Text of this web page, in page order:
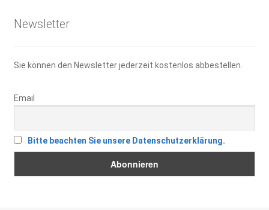
Newsletter
Sie können den Newsletter jederzeit kostenlos abbestellen.
Email
Bitte beachten Sie unsere Datenschutzerklärung.